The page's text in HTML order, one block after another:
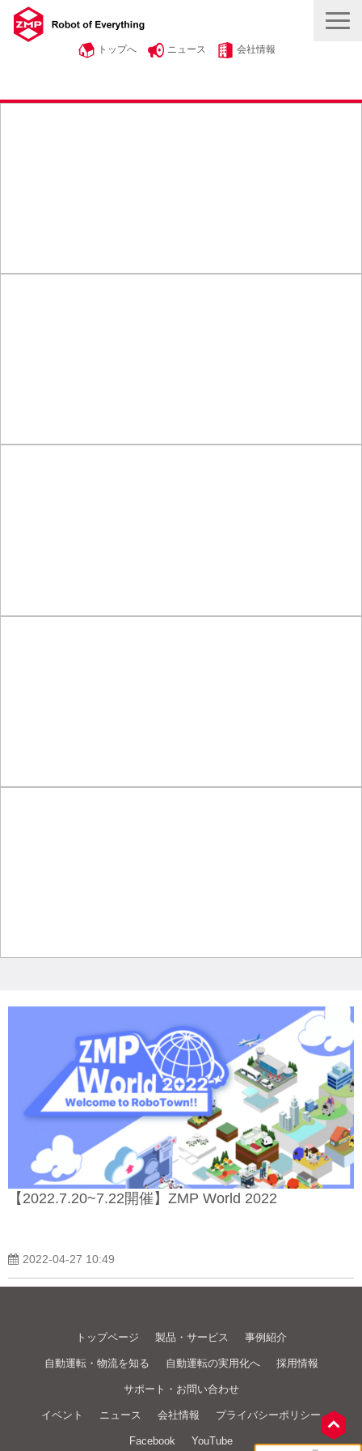
トップへ ニュース 会社情報
【2022.7.20~7.22開催】ZMP World 2022
2022-04-27 10:49
トップページ 製品・サービス 事例紹介
自動運転・物流を知る 自動運転の実用化へ 採用情報
サポート・お問い合わせ
イベント ニュース 会社情報 プライバシーポリシー
Facebook YouTube